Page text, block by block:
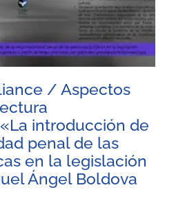
/ Aspectos
introducción de
penal de las
en la legislación
Ángel Boldova